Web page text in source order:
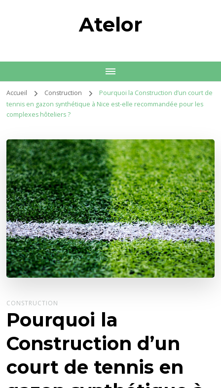
Atelor
Accueil Construction
Pourquoi la Construction d’un court de
tennis en gazon synthétique à Nice est-elle recommandée pour les
complexes hôteliers ?
CONSTRUCTION
Pourquoi la
Construction d’un
court de tennis en